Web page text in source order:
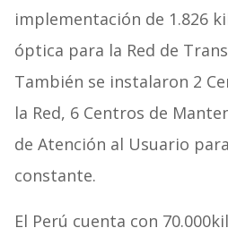
implementación de 1.826
óptica para la Red de
También se instalaron 2
la Red, 6 Centros de
de Atención al Usuario
constante.
El Perú cuenta con